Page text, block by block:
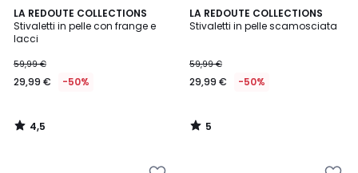
LA REDOUTE COLLECTIONS
Stivaletti in pelle con frange e
lacci
59,99 €
29,99 € -50%
4,5
/ 5
4,5
/
LA REDOUTE COLLECTIONS
Stivaletti in pelle scamosciata
59,99 €
29,99 € -50%
5
/
5
/